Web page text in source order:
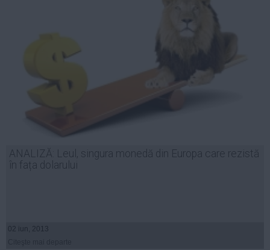
ANALIZĂ: Leul, singura monedă din Europa care rezistă
în fața dolarului
02 iun, 2013